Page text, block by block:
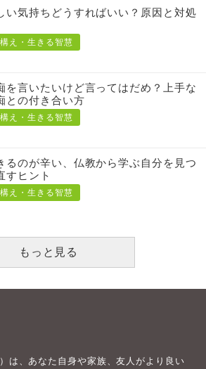
い気持ちどうすればいい？原因と対処
え・生きる智慧
を言いたいけど言ってはだめ？上手な
との付き合い方
え・生きる智慧
るのが辛い、仏教から学ぶ自分を見つ
すヒント
え・生きる智慧
もっと見る
は、あなた自身や家族、友人がより良い